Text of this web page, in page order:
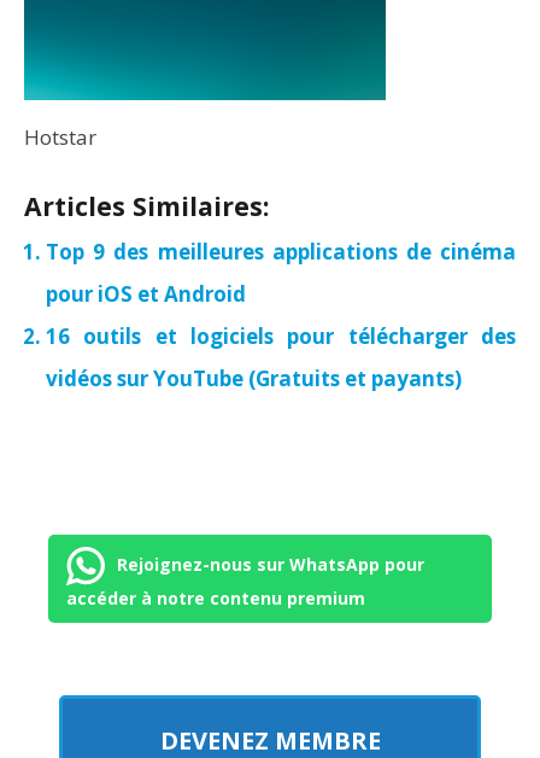
Hotstar
Articles Similaires:
Top 9 des meilleures applications de cinéma
pour iOS et Android
16 outils et logiciels pour télécharger des
vidéos sur YouTube (Gratuits et payants)
Rejoignez-nous sur WhatsApp pour
accéder à notre contenu premium
DEVENEZ MEMBRE